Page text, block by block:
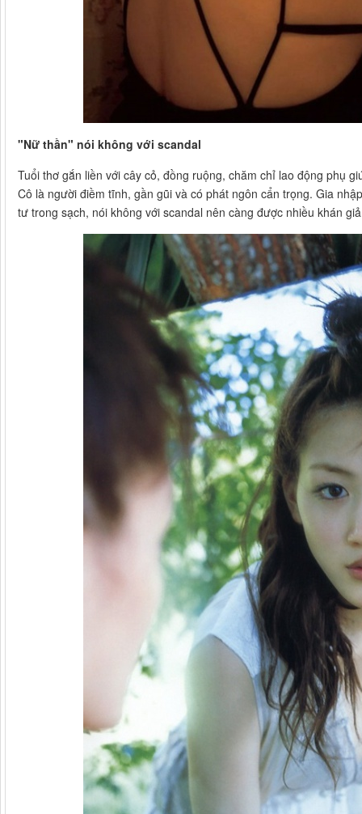
"Nữ thần" nói không với scandal
Tuổi thơ gắn liền với cây cỏ, đồng ruộng, chăm chỉ lao động phụ
Cô là người điềm tĩnh, gần gũi và có phát ngôn cẩn trọng. Gia
tư trong sạch, nói không với scandal nên càng được nhiều khán